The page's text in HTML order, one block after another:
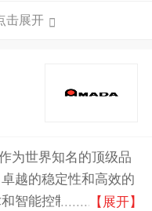
击展开
为世界知名的顶级品
越的稳定性和高效的
智能控制系统，确保
【展开】